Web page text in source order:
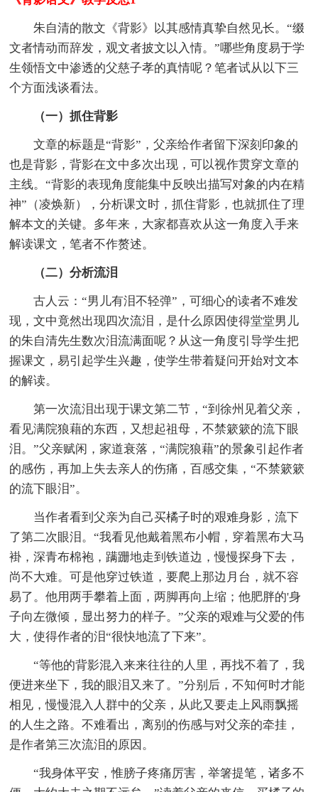
朱自清的散文《背影》以其感情真挚自然见长。“缀
文者情动而辞发，观文者披文以入情。”哪些角度易于学
生领悟文中渗透的父慈子孝的真情呢？笔者试从以下三
个方面浅谈看法。
（一）抓住背影
文章的标题是“背影”，父亲给作者留下深刻印象的
也是背影，背影在文中多次出现，可以视作贯穿文章的
主线。“背影的表现角度能集中反映出描写对象的内在精
神”（凌焕新），分析课文时，抓住背影，也就抓住了理
解本文的关键。多年来，大家都喜欢从这一角度入手来
解读课文，笔者不作赘述。
（二）分析流泪
古人云：“男儿有泪不轻弹”，可细心的读者不难发
现，文中竟然出现四次流泪，是什么原因使得堂堂男儿
的朱自清先生数次泪流满面呢？从这一角度引导学生把
握课文，易引起学生兴趣，使学生带着疑问开始对文本
的解读。
第一次流泪出现于课文第二节，“到徐州见着父亲，
看见满院狼藉的东西，又想起祖母，不禁簌簌的流下眼
泪。”父亲赋闲，家道衰落，“满院狼藉”的景象引起作者
的感伤，再加上失去亲人的伤痛，百感交集，“不禁簌簌
的流下眼泪”。
当作者看到父亲为自己买橘子时的艰难身影，流下
了第二次眼泪。“我看见他戴着黑布小帽，穿着黑布大马
褂，深青布棉袍，蹒跚地走到铁道边，慢慢探身下去，
尚不大难。可是他穿过铁道，要爬上那边月台，就不容
易了。他用两手攀着上面，两脚再向上缩；他肥胖的'身
子向左微倾，显出努力的样子。”父亲的艰难与父爱的伟
大，使得作者的泪“很快地流了下来”。
“等他的背影混入来来往往的人里，再找不着了，我
便进来坐下，我的眼泪又来了。”分别后，不知何时才能
相见，慢慢混入人群中的父亲，从此又要走上风雨飘摇
的人生之路。不难看出，离别的伤感与对父亲的牵挂，
是作者第三次流泪的原因。
“我身体平安，惟膀子疼痛厉害，举箸提笔，诸多不